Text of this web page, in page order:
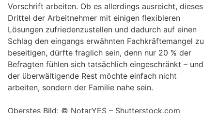
Vorschrift arbeiten. Ob es allerdings ausreicht, dieses
Drittel der Arbeitnehmer mit einigen flexibleren
Lösungen zufriedenzustellen und dadurch auf einen
Schlag den eingangs erwähnten Fachkräftemangel zu
beseitigen, dürfte fraglich sein, denn nur 20 % der
Befragten fühlen sich tatsächlich eingeschränkt – und
der überwältigende Rest möchte einfach nicht
arbeiten, sondern der Familie nahe sein.
Oberstes Bild: © NotarYES – Shutterstock.com